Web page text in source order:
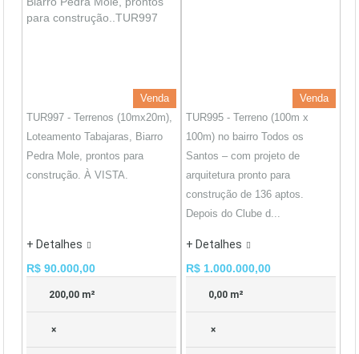
Venda
TUR997 - Terrenos (10mx20m),
Loteamento Tabajaras, Biarro
Pedra Mole, prontos para
construção. À VISTA.
+ Detalhes
R$ 90.000,00
200,00 m²
×
Venda
TUR995 - Terreno (100m x
100m) no bairro Todos os
Santos – com projeto de
arquitetura pronto para
construção de 136 aptos.
Depois do Clube d...
+ Detalhes
R$ 1.000.000,00
0,00 m²
×